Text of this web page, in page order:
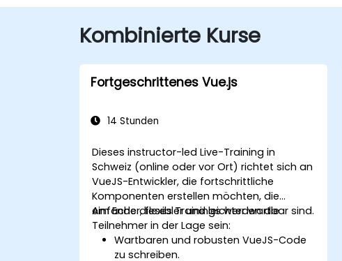
Kombinierte Kurse
Fortgeschrittenes Vue.js
14 Stunden
Dieses instructor-led Live-Training in
Schweiz (online oder vor Ort) richtet sich an
VueJS-Entwickler, die fortschrittliche
Komponenten erstellen möchten, die
einfacher, flexibler und leichter wartbar sind.
Am Ende dieses Trainings werden die
Teilnehmer in der Lage sein:
Wartbaren und robusten VueJS-Code
zu schreiben.